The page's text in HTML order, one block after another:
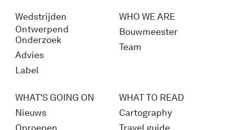
Wedstrijden
Ontwerpend
Onderzoek
Advies
Label
WHO WE ARE
Bouwmeester
Team
WHAT'S GOING ON
Nieuws
WHAT TO READ
Cartography